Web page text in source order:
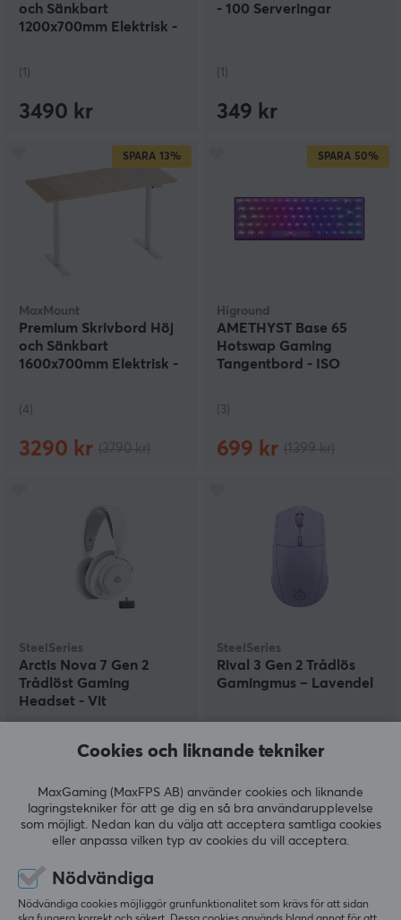
och Sänkbart
1200x700mm Elektrisk -
(1)
3490 kr
- 100 Serveringar
(1)
349 kr
SPARA 13%
MaxMount
Premium Skrivbord Höj
och Sänkbart
1600x700mm Elektrisk -
(4)
3290 kr
SPARA 50%
Higround
AMETHYST Base 65
Hotswap Gaming
Tangentbord - ISO
(3)
699 kr
SteelSeries
Arctis Nova 7 Gen 2
Trådlöst Gaming
Headset - Vit
2499 kr
SteelSeries
Rival 3 Gen 2 Trådlös
Gamingmus – Lavendel
(11)
629 kr
SPARA 60% SPARA 27%
Cookies och liknande tekniker
MaxGaming (MaxFPS AB) använder cookies och liknande
lagringstekniker för att ge dig en så bra användarupplevelse
som möjligt. Nedan kan du välja att acceptera samtliga cookies
eller anpassa vilken typ av cookies du vill acceptera.
Nödvändiga
Nödvändiga cookies möjliggör grunfunktionalitet som krävs för att sidan